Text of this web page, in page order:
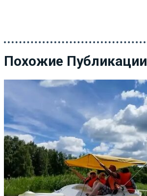
Похожие Публикации